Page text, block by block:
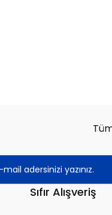
Sıfır Alışveriş